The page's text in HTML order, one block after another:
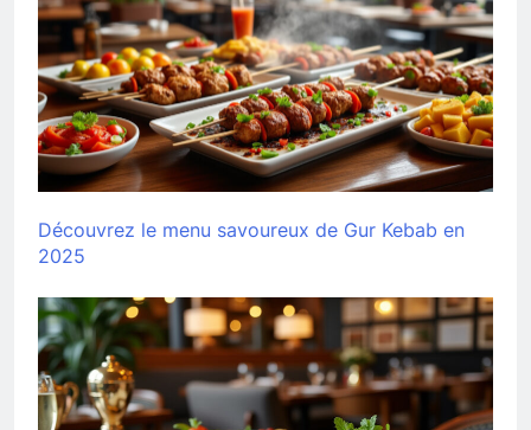
Découvrez le menu savoureux de Gur Kebab en
2025